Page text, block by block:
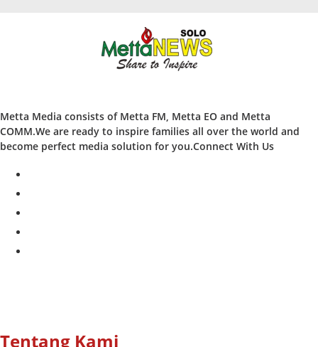
Metta Media consists of Metta FM, Metta EO and Metta
COMM.We are ready to inspire families all over the world and
become perfect media solution for you.Connect With Us
Tentang Kami